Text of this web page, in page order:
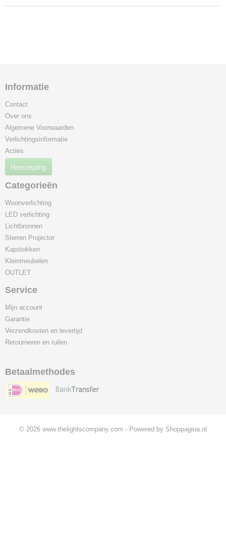
Informatie
Contact
Over ons
Algemene Voorwaarden
Verlichtingsinformatie
Acties
Herroeping
Categorieën
Woonverlichting
LED verlichting
Lichtbronnen
Sterren Projector
Kapstokken
Kleinmeubelen
OUTLET
Service
Mijn account
Garantie
Verzendkosten en levertijd
Retourneren en ruilen
Betaalmethodes
© 2026 www.thelightscompany.com - Powered by Shoppagina.nl